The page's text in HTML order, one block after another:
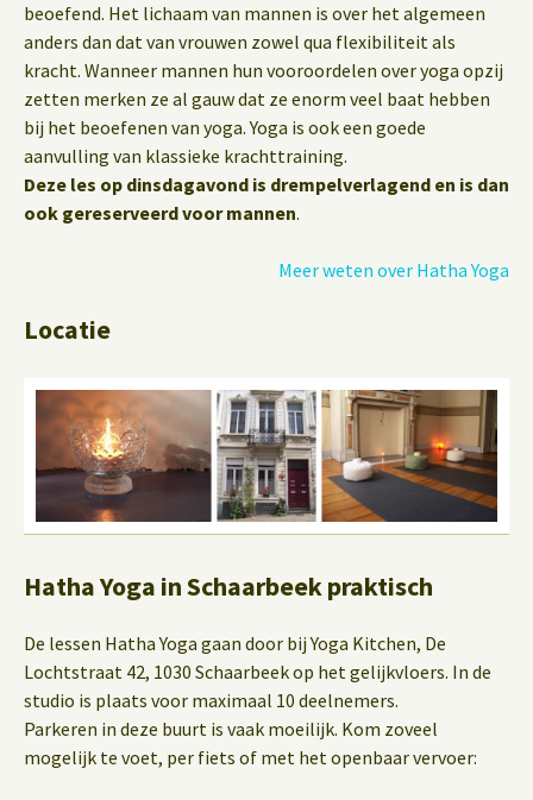
beoefend. Het lichaam van mannen is over het algemeen
anders dan dat van vrouwen zowel qua flexibiliteit als
kracht. Wanneer mannen hun vooroordelen over yoga opzij
zetten merken ze al gauw dat ze enorm veel baat hebben
bij het beoefenen van yoga. Yoga is ook een goede
aanvulling van klassieke krachttraining.
Deze les op dinsdagavond is drempelverlagend en is dan
ook gereserveerd voor mannen.
Meer weten over Hatha Yoga
Locatie
Hatha Yoga in Schaarbeek praktisch
De lessen Hatha Yoga gaan door bij Yoga Kitchen, De
Lochtstraat 42, 1030 Schaarbeek op het gelijkvloers. In de
studio is plaats voor maximaal 10 deelnemers.
Parkeren in deze buurt is vaak moeilijk. Kom zoveel
mogelijk te voet, per fiets of met het openbaar vervoer: